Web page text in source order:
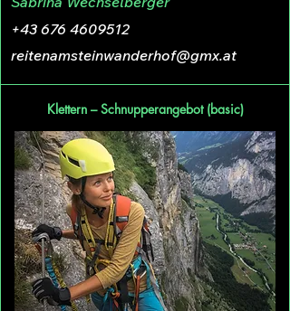
+43 676 4609512
reitenamsteinwanderhof@gmx.at
Klettern – Schnupperangebot (basic)